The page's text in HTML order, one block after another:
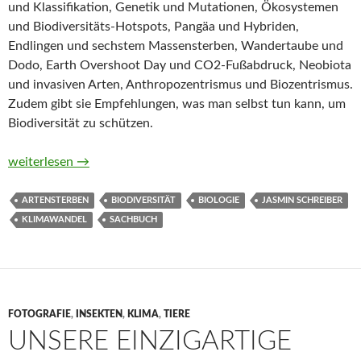
und Klassifikation, Genetik und Mutationen, Ökosystemen
und Biodiversitäts-Hotspots, Pangäa und Hybriden,
Endlingen und sechstem Massensterben, Wandertaube und
Dodo, Earth Overshoot Day und CO2-Fußabdruck, Neobiota
und invasiven Arten, Anthropozentrismus und Biozentrismus.
Zudem gibt sie Empfehlungen, was man selbst tun kann, um
Biodiversität zu schützen.
Biodiversität von Jasmin Schreiber
weiterlesen →
ARTENSTERBEN BIODIVERSITÄT BIOLOGIE JASMIN SCHREIBER
KLIMAWANDEL SACHBUCH
FOTOGRAFIE, INSEKTEN, KLIMA, TIERE
UNSERE EINZIGARTIGE